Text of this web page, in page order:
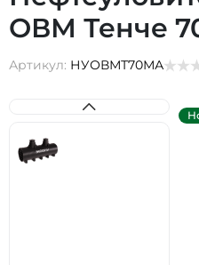
ОВМ Тенче
Артикул: НУОВМТ70МА